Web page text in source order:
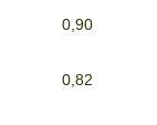
0,90
0,82